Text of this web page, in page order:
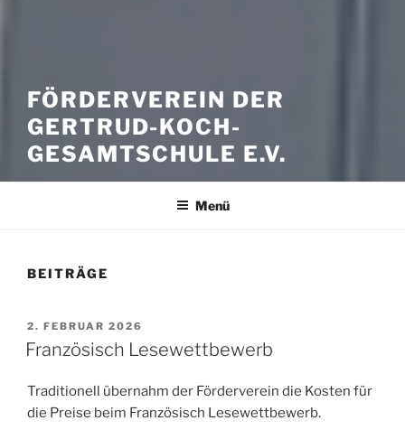
FÖRDERVEREIN DER
GERTRUD-KOCH-
GESAMTSCHULE E.V.
Menü
BEITRÄGE
VERÖFFENTLICHT
AM
2. FEBRUAR 2026
Französisch Lesewettbewerb
Traditionell übernahm der Förderverein die Kosten für
die Preise beim Französisch Lesewettbewerb.